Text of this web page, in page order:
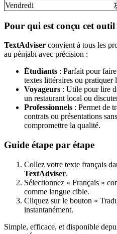
Vendredi
Pour qui est conçu cet outil
TextAdviser convient à tous les
au pénjābī avec précision :
Étudiants : Parfait pour
textes littéraires ou pratiquer
Voyageurs : Utile pour lire
un restaurant local ou
Professionnels : Permet de
contrats ou présentations
compromettre la qualité.
Guide étape par étape
Collez votre texte français
TextAdviser.
Sélectionnez « Français »
comme langue cible.
Cliquez sur le bouton «
instantanément.
Simple, efficace, et disponible